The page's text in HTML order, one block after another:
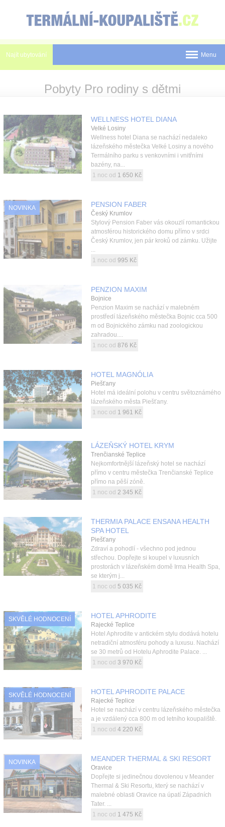
Najít ubytování
Slevy a Last Minute
Novinky
Postup rezervace
O nás
Kontakt
Menu
Pobyty Pro rodiny s dětmi
WELLNESS HOTEL DIANA
Velké Losiny
Wellness hotel Diana se nachází nedaleko
lázeňského městečka Velké Losiny a nového
Termálního parku s venkovními i vnitřními
bazény, na...
1 noc od 1 650 Kč
NOVINKA PENSION FABER
Český Krumlov
Stylový Pension Faber vás okouzlí romantickou
atmosférou historického domu přímo v srdci
Český Krumlov, jen pár kroků od zámku. Užijte
...
1 noc od 995 Kč
PENZION MAXIM
Bojnice
Penzion Maxim se nachází v malebném
prostředí lázeňského městečka Bojnic cca 500
m od Bojnického zámku nad zoologickou
zahradou....
1 noc od 876 Kč
HOTEL MAGNÓLIA
Piešťany
Hotel má ideální polohu v centru světoznámého
lázeňského města Piešťany.
1 noc od 1 961 Kč
LÁZEŇSKÝ HOTEL KRYM
Trenčianské Teplice
Nejkomfortnější lázeňský hotel se nachází
přímo v centru městečka Trenčianské Teplice
přímo na pěší zóně.
1 noc od 2 345 Kč
THERMIA PALACE ENSANA HEALTH
SPA HOTEL
Piešťany
Zdraví a pohodlí - všechno pod jednou
střechou. Dopřejte si koupel v luxusních
prostorách v lázeňském domě Irma Health Spa,
se kterým j...
1 noc od 5 035 Kč
SKVĚLÉ HODNOCENÍ HOTEL APHRODITE
Rajecké Teplice
Hotel Aphrodite v antickém stylu dodává hotelu
netradiční atmosféru pohody a luxusu. Nachází
se 30 metrů od Hotelu Aphrodite Palace. ...
1 noc od 3 970 Kč
SKVĚLÉ HODNOCENÍ HOTEL APHRODITE PALACE
Rajecké Teplice
Hotel se nachází v centru lázeňského městečka
a je vzdálený cca 800 m od letního koupaliště.
1 noc od 4 220 Kč
NOVINKA MEANDER THERMAL & SKI RESORT
Oravice
Dopřejte si jedinečnou dovolenou v Meander
Thermal & Ski Resortu, který se nachází v
malebné oblasti Oravice na úpatí Západních
Tater. ...
1 noc od 1 475 Kč